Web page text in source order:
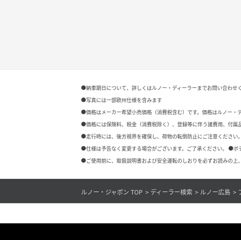
●納車期日について、詳しくはルノー・ディーラーまでお問い合わせ
●写真には一部欧州仕様を含みます
●価格はメーカー希望小売価格（消費税含む）です。価格はルノー・
●価格には保険料、税金（消費税除く）、登録等に伴う諸費用、付属
●走行時には、後方視界を確保し、荷物の転倒防止にご注意ください。
●仕様は予告なく変更する場合がございます。ご了承ください。 ●ボ
●ご使用前に、取扱説明書および安全運転のしおりを必ずお読みの上
ルノー・ジャポン TOP ディーラー検索 ルノー広島